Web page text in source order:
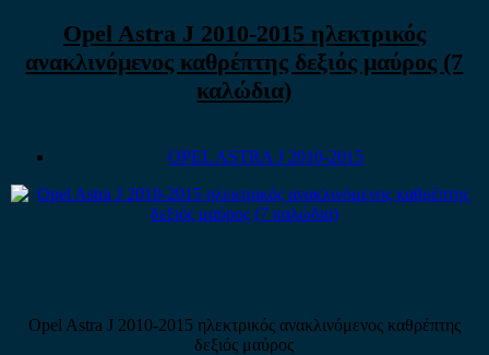
Opel Astra J 2010-2015 ηλεκτρικός
ανακλινόμενος καθρέπτης δεξιός μαύρος (7
καλώδια)
OPEL ASTRA J 2010-2015
Opel Astra J 2010-2015 ηλεκτρικός ανακλινόμενος καθρέπτης
δεξιός μαύρος